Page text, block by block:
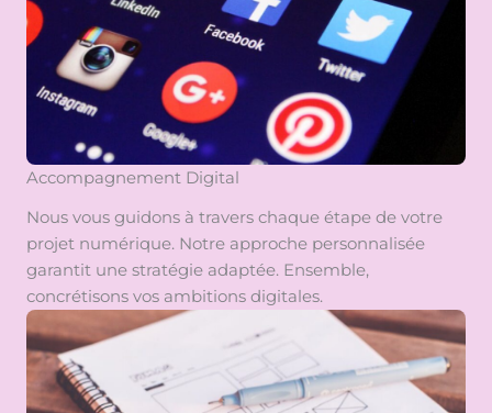
Accompagnement Digital
Nous vous guidons à travers chaque étape de votre
projet numérique. Notre approche personnalisée
garantit une stratégie adaptée. Ensemble,
concrétisons vos ambitions digitales.